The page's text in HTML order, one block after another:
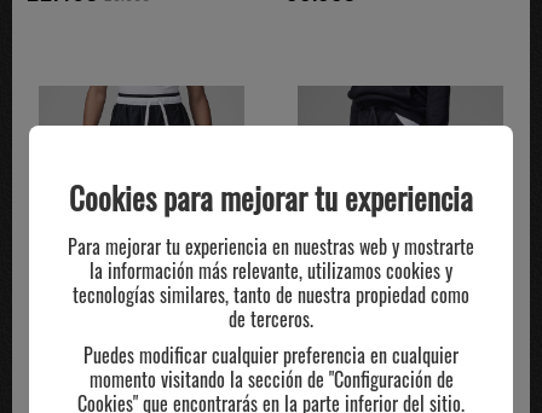
Cookies para mejorar tu experiencia
Para mejorar tu experiencia en nuestras web y mostrarte
la información más relevante, utilizamos cookies y
tecnologías similares, tanto de nuestra propiedad como
de terceros.
Puedes modificar cualquier preferencia en cualquier
momento visitando la sección de "Configuración de
Cookies" que encontrarás en la parte inferior del sitio.